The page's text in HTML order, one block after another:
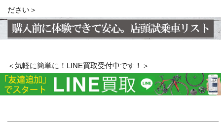
ださい＞
＜気軽に簡単に！LINE買取受付中です！＞
————————————————————————————–